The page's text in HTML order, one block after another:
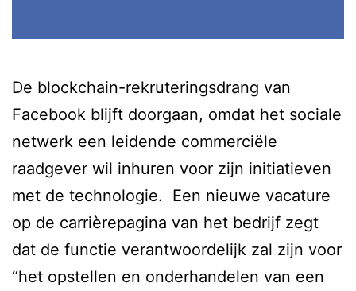
De blockchain-rekruteringsdrang van
Facebook blijft doorgaan, omdat het sociale
netwerk een leidende commerciële
raadgever wil inhuren voor zijn initiatieven
met de technologie. Een nieuwe vacature
op de carrièrepagina van het bedrijf zegt
dat de functie verantwoordelijk zal zijn voor
“het opstellen en onderhandelen van een